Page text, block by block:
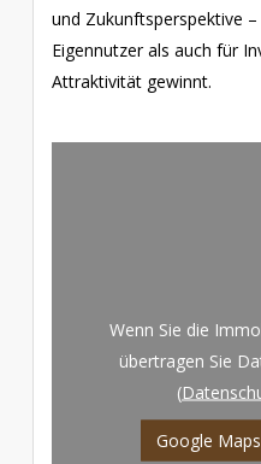
und Zukunftsperspektive
Eigennutzer als auch für
Attraktivität gewinnt.
Wenn Sie die
übertragen Sie
(
Google